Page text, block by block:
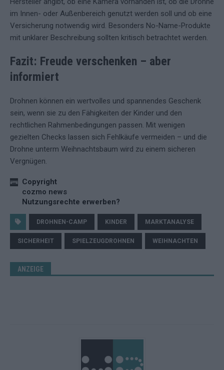
im Innen- oder Außenbereich genutzt werden soll und ob eine
Versicherung notwendig wird. Besonders No-Name-Produkte
mit unklarer Beschreibung sollten kritisch betrachtet werden.
Fazit: Freude verschenken – aber
informiert
Drohnen können ein wertvolles und spannendes Geschenk
sein, wenn sie zu den Fähigkeiten der Kinder und den
rechtlichen Rahmenbedingungen passen. Mit wenigen
gezielten Checks lassen sich Fehlkäufe vermeiden – und die
Drohne unterm Weihnachtsbaum wird zu einem sicheren
Vergnügen.
Copyright
cozmo news
Nutzungsrechte erwerben?
DROHNEN-CAMP KINDER MARKTANALYSE
SICHERHEIT SPIELZEUGDROHNEN WEIHNACHTEN
ANZEIGE